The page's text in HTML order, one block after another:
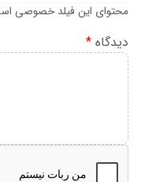
محتوای این فیلد خصوصی
دیدگاه *